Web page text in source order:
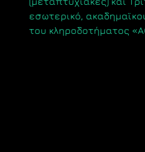
εσωτερικό,
του κληροδοτήματος